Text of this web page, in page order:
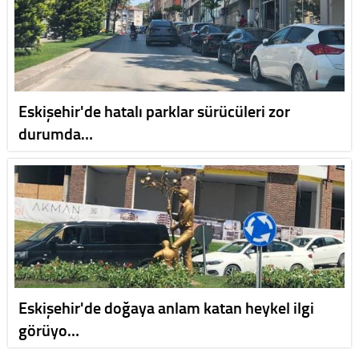
Eskişehir'de hatalı parklar sürücüleri zor
durumda…
Eskişehir'de doğaya anlam katan heykel ilgi
görüyo…